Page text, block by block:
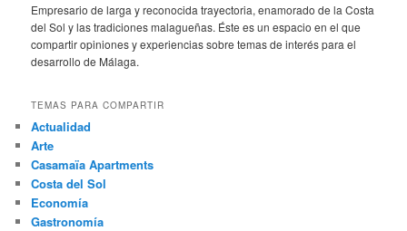
Empresario de larga y reconocida trayectoria, enamorado de la Costa
del Sol y las tradiciones malagueñas. Éste es un espacio en el que
compartir opiniones y experiencias sobre temas de interés para el
desarrollo de Málaga.
TEMAS PARA COMPARTIR
Actualidad
Arte
Casamaïa Apartments
Costa del Sol
Economía
Gastronomía